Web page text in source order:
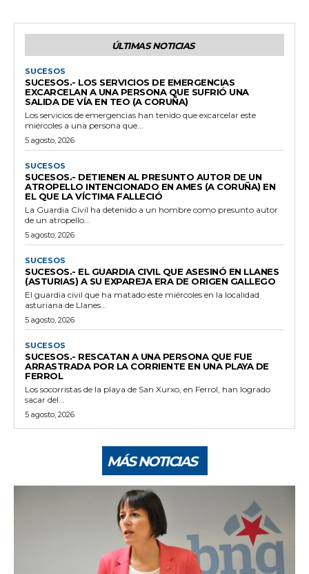
ÚLTIMAS NOTICIAS
SUCESOS
SUCESOS.- LOS SERVICIOS DE EMERGENCIAS
EXCARCELAN A UNA PERSONA QUE SUFRIÓ UNA
SALIDA DE VÍA EN TEO (A CORUÑA)
Los servicios de emergencias han tenido que excarcelar este
miércoles a una persona que...
5 agosto, 2026
SUCESOS
SUCESOS.- DETIENEN AL PRESUNTO AUTOR DE UN
ATROPELLO INTENCIONADO EN AMES (A CORUÑA) EN
EL QUE LA VÍCTIMA FALLECIÓ
La Guardia Civil ha detenido a un hombre como presunto autor
de un atropello...
5 agosto, 2026
SUCESOS
SUCESOS.- EL GUARDIA CIVIL QUE ASESINÓ EN LLANES
(ASTURIAS) A SU EXPAREJA ERA DE ORIGEN GALLEGO
El guardia civil que ha matado este miércoles en la localidad
asturiana de Llanes...
5 agosto, 2026
SUCESOS
SUCESOS.- RESCATAN A UNA PERSONA QUE FUE
ARRASTRADA POR LA CORRIENTE EN UNA PLAYA DE
FERROL
Los socorristas de la playa de San Xurxo, en Ferrol, han logrado
sacar del...
5 agosto, 2026
MÁS NOTICIAS